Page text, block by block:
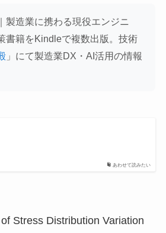
製造業に携わる現役エンジニ
書籍をKindleで複数出版。技術
」にて製造業DX・AI活用の情報
あわせて読みたい
Stress Distribution Variation